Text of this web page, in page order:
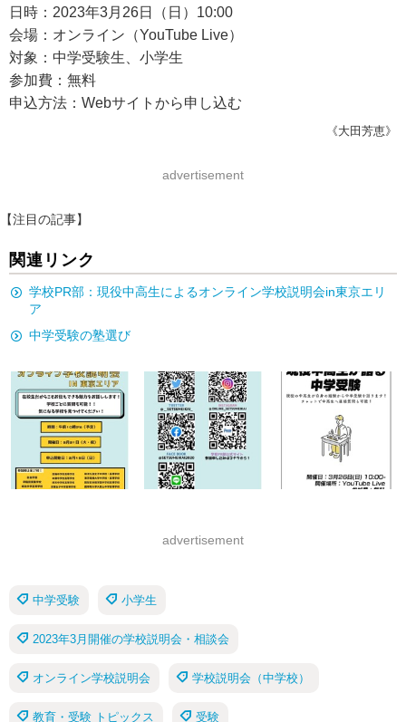
日時：2023年3月26日（日）10:00
会場：オンライン（YouTube Live）
対象：中学受験生、小学生
参加費：無料
申込方法：Webサイトから申し込む
《大田芳恵》
advertisement
【注目の記事】
関連リンク
学校PR部：現役中高生によるオンライン学校説明会in東京エリ
ア
中学受験の塾選び
advertisement
中学受験 小学生
2023年3月開催の学校説明会・相談会
オンライン学校説明会 学校説明会（中学校）
教育・受験 トピックス 受験